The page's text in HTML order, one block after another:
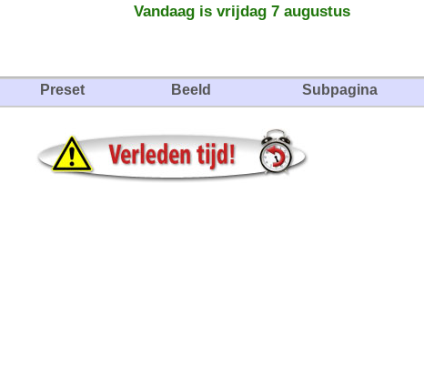
Vandaag is vrijdag 7 augustus
Preset Beeld Subpagina